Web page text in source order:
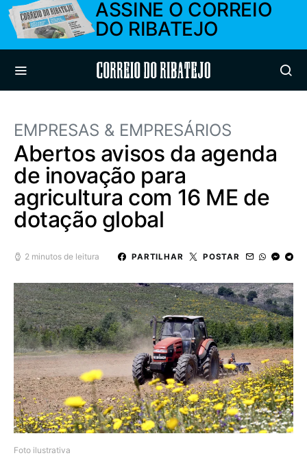
ASSINE O CORREIO
DO RIBATEJO
Correio do Ribatejo
EMPRESAS & EMPRESÁRIOS
Abertos avisos da agenda
de inovação para
agricultura com 16 ME de
dotação global
2 minutos de leitura PARTILHAR POSTAR
Foto ilustrativa